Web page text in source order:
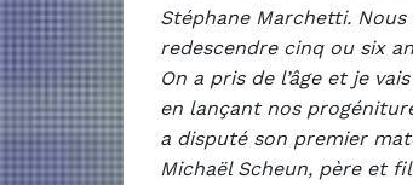
Stéphane Marchetti.
redescendre cinq ou six
On a pris de l’âge et je
en lançant nos
a disputé son premier
Michaël Scheun, père et